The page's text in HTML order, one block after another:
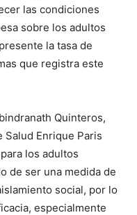
las condiciones
sobre los adultos
la tasa de
que registra este
Quinteros,
Enrique Paris
los adultos
de ser una medida de
social, por lo
especialmente